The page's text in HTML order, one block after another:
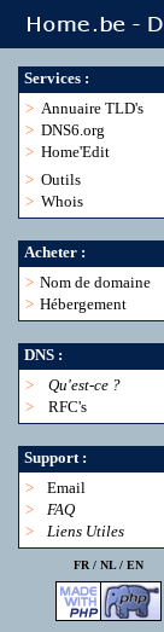
Services :
> Annuaire TLD's
> DNS6.org
> Home'Edit
> Outils
> Whois
Acheter :
> Nom de domaine
> Hébergement
DNS :
>
Qu'est-ce ?
>
RFC's
Support :
>
Email
>
FAQ
>
Liens Utiles
FR / NL/ EN